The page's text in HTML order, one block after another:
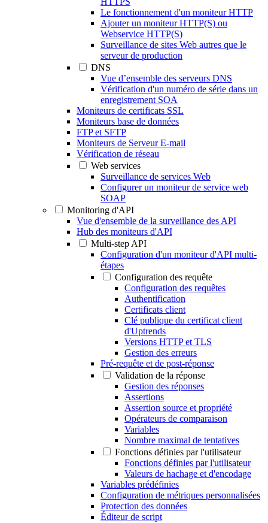
Le fonctionnement d'un moniteur HTTP
Ajouter un moniteur HTTP(S) ou
Webservice HTTP(S)
Surveillance de sites Web autres que le
serveur de production
DNS
Vue d’ensemble des serveurs DNS
Vérification d'un numéro de série dans un
enregistrement SOA
Moniteurs de certificats SSL
Moniteurs base de données
FTP et SFTP
Moniteurs de Serveur E-mail
Vérification de réseau
Web services
Surveillance de services Web
Configurer un moniteur de service web
SOAP
Monitoring d'API
Vue d'ensemble de la surveillance des API
Hub des moniteurs d'API
Multi-step API
Configuration d'un moniteur d'API multi-
étapes
Configuration des requête
Configuration des requêtes
Authentification
Certificats client
Clé publique du certificat client
d'Uptrends
Versions HTTP et TLS
Gestion des erreurs
Pré-requête et de post-réponse
Validation de la réponse
Gestion des réponses
Assertions
Assertion source et propriété
Opérateurs de comparaison
Variables
Nombre maximal de tentatives
Fonctions définies par l'utilisateur
Fonctions définies par l'utilisateur
Valeurs de hachage et d'encodage
Variables prédéfinies
Configuration de métriques personnalisées
Protection des données
Éditeur de script